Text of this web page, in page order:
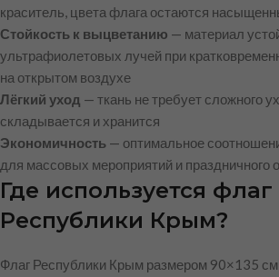
краситель, цвета флага остаются
Стойкость к выцветанию — материал
ультрафиолетовых лучей при
на открытом воздухе
Лёгкий уход — ткань не требует сложного
складывается и хранится
Экономичность — оптимальное
для массовых мероприятий и праздничного
Где используется флаг
Республики Крым?
Флаг Республики Крым размером 90×135